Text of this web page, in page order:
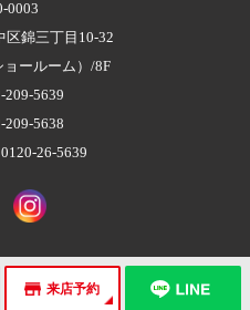
来店予約
0003
区錦三丁目10-32
ールーム）/8F
209-5639
209-5638
0120-26-5639
（ミライズ）All Rights Reserved.